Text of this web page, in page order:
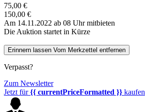
75,00 €
150,00 €
Am 14.11.2022 ab 08 Uhr mitbieten
Die Auktion startet in Kürze
Erinnern lassen Vom Merkzettel entfernen
Verpasst?
Zum Newsletter
Jetzt für{{ currentPriceFormatted }} kaufen